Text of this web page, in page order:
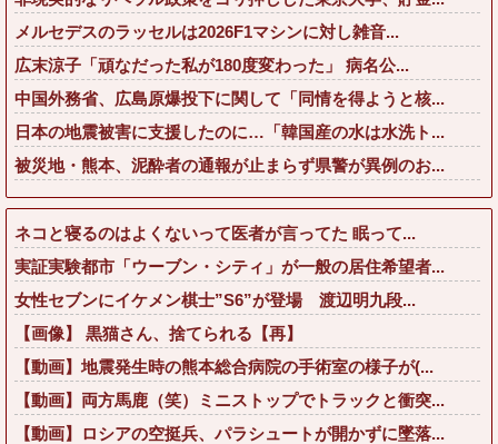
メルセデスのラッセルは2026F1マシンに対し雑音...
広末涼子「頑なだった私が180度変わった」 病名公...
中国外務省、広島原爆投下に関して「同情を得ようと核...
日本の地震被害に支援したのに…「韓国産の水は水洗ト...
被災地・熊本、泥酔者の通報が止まらず県警が異例のお...
ネコと寝るのはよくないって医者が言ってた 眠って...
実証実験都市「ウーブン・シティ」が一般の居住希望者...
女性セブンにイケメン棋士”S6”が登場 渡辺明九段...
【画像】 黒猫さん、捨てられる【再】
【動画】地震発生時の熊本総合病院の手術室の様子が(...
【動画】両方馬鹿（笑）ミニストップでトラックと衝突...
【動画】ロシアの空挺兵、パラシュートが開かずに墜落...